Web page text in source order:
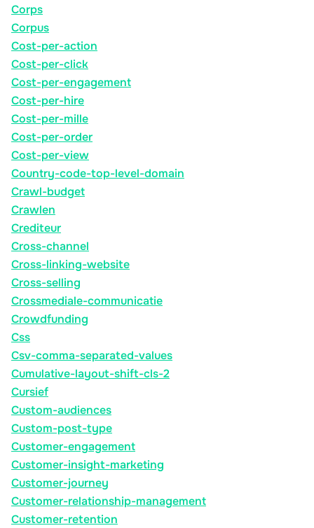
Corps
Corpus
Cost-per-action
Cost-per-click
Cost-per-engagement
Cost-per-hire
Cost-per-mille
Cost-per-order
Cost-per-view
Country-code-top-level-domain
Crawl-budget
Crawlen
Crediteur
Cross-channel
Cross-linking-website
Cross-selling
Crossmediale-communicatie
Crowdfunding
Css
Csv-comma-separated-values
Cumulative-layout-shift-cls-2
Cursief
Custom-audiences
Custom-post-type
Customer-engagement
Customer-insight-marketing
Customer-journey
Customer-relationship-management
Customer-retention